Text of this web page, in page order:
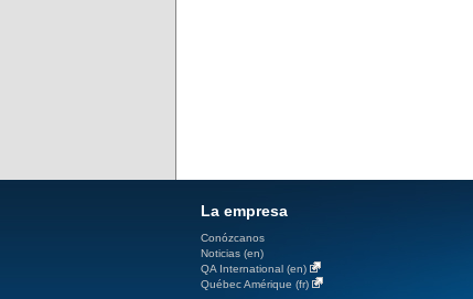
La empresa
Conózcanos
Noticias (en)
QA International (en)
Québec Amérique (fr)